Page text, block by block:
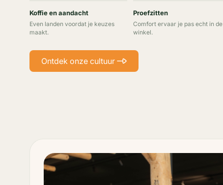
Koffie en aandacht
Even landen voordat je keuzes
maakt.
Proefzitten
Comfort ervaar je pas echt in de
winkel.
Ontdek onze cultuur